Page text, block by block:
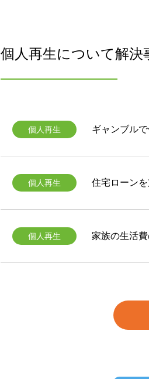
個人再生について解決
個人再生 ギャンブル
個人再生 住宅ローン
個人再生 家族の生活